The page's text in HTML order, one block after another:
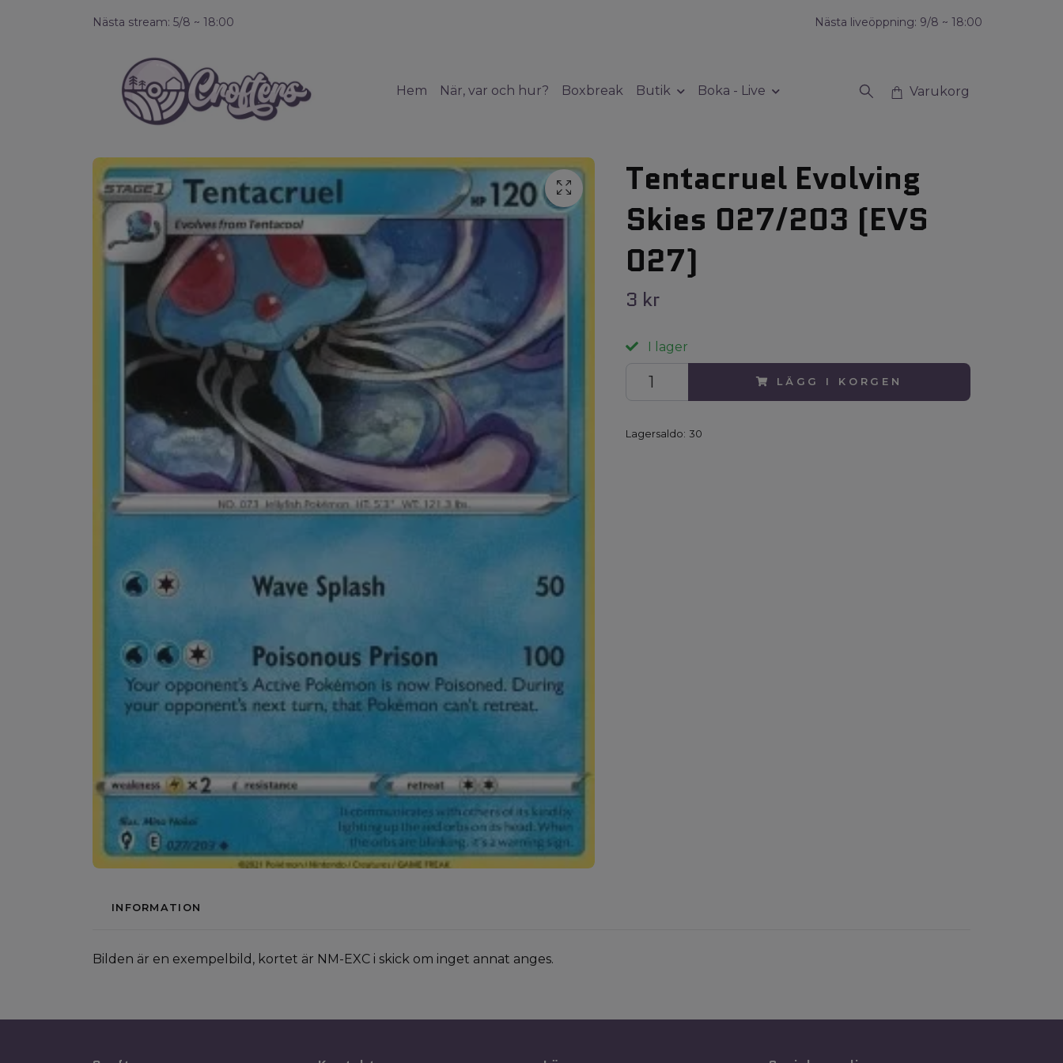
Nästa stream: 5/8 ~ 18:00 Nästa liveöppning: 9/8 ~ 18:00
Hem När, var och hur? Boxbreak Butik Boka - Live Varukorg
Tentacruel Evolving
Skies 027/203 (EVS
027)
3 kr
I lager
LÄGG I KORGEN
Lagersaldo: 30
INFORMATION
Bilden är en exempelbild, kortet är NM-EXC i skick om inget annat anges.